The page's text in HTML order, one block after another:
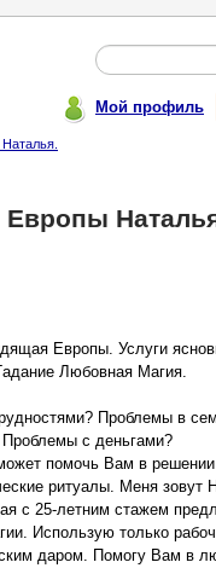
Мой профиль
Европы
Европы. Услуги
Любoвная Mагия.
Проблемы в
с деньгами?
помочь Вам в
ритуалы. Меня зовут
с 25-летним стажем
Использую только
даром. Помогу Вам в